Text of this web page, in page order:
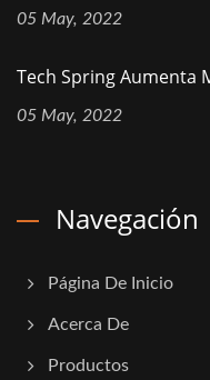
05 May, 2022
Tech Spring Aumenta
05 May, 2022
Navegación
Página De Inicio
Acerca De
Productos